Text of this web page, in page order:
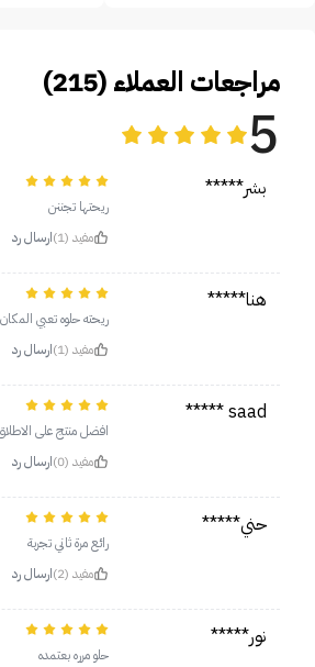
مراجعات العملاء (215)
5
بشر*****
ريحتها تجننن
مفيد (1)
ارسال رد
هنا*****
ريحته حلوه تعبي المكان
مفيد (1)
ارسال رد
saad *****
افضل منتج على
مفيد (0)
ارسال رد
حني*****
رائع مرة ثاني تجربة
مفيد (2)
ارسال رد
نور*****
حلو مرره بعتمده